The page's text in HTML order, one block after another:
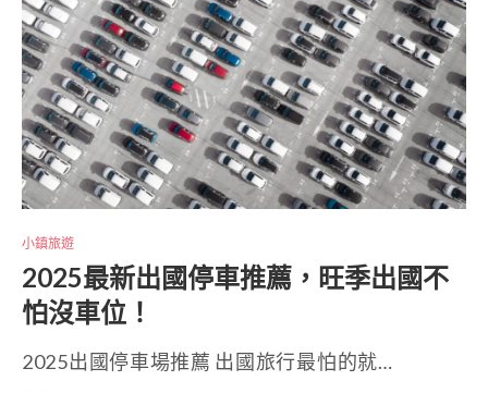
小鎮旅遊
2025最新出國停車推薦，旺季出國不
怕沒車位！
2025出國停車場推薦 出國旅行最怕的就…